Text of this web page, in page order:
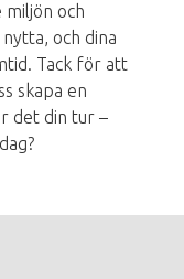
och
och dina
Tack för att
skapa en
det din tur –